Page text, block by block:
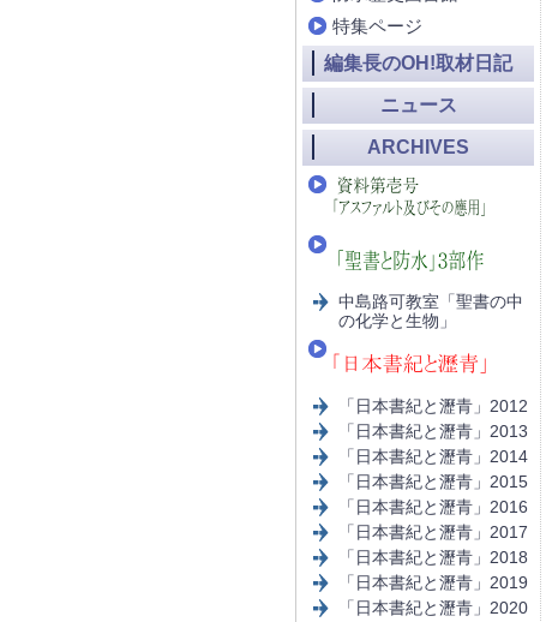
特集ページ
編集長のOH!取材日記
ニュース
ARCHIVES
中島路可教室「聖書の中
の化学と生物」
「日本書紀と瀝青」2012
「日本書紀と瀝青」2013
「日本書紀と瀝青」2014
「日本書紀と瀝青」2015
「日本書紀と瀝青」2016
「日本書紀と瀝青」2017
「日本書紀と瀝青」2018
「日本書紀と瀝青」2019
「日本書紀と瀝青」2020